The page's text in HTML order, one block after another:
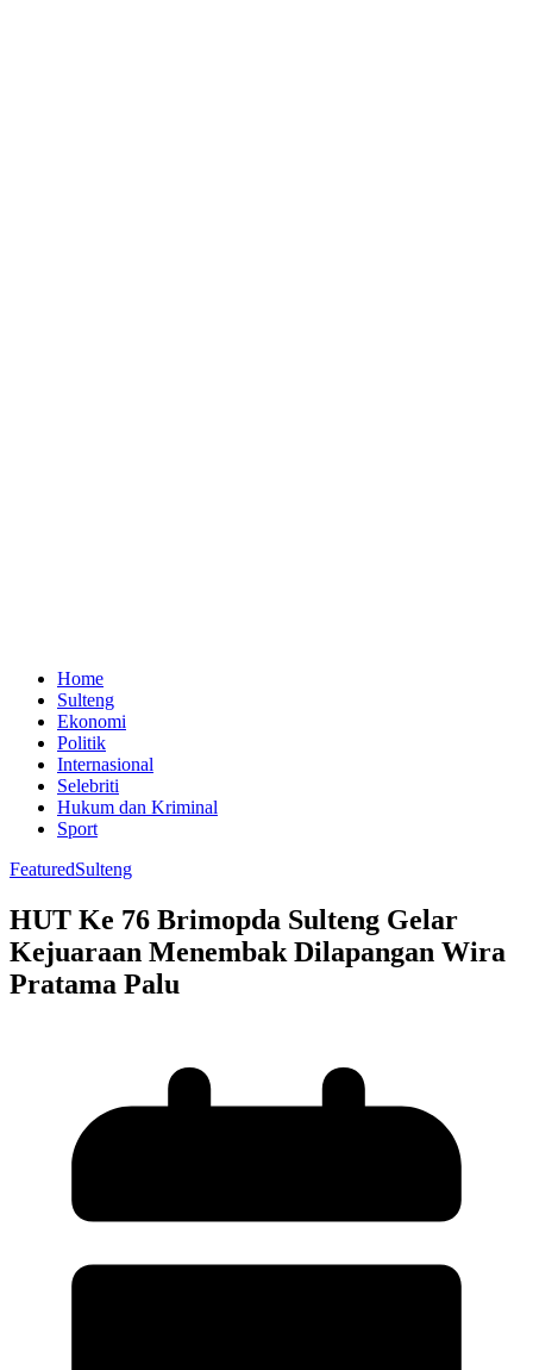
Home
Sulteng
Ekonomi
Politik
Internasional
Selebriti
Hukum dan Kriminal
Sport
FeaturedSulteng
HUT Ke 76 Brimopda Sulteng Gelar
Kejuaraan Menembak Dilapangan Wira
Pratama Palu